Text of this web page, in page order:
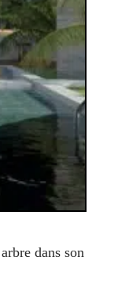
dans son